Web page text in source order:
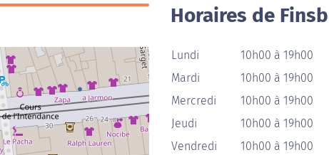
Horaires de
Lundi
10h00 à 19h00
Mardi
10h00 à 19h00
Mercredi
10h00 à 19h00
Jeudi
10h00 à 19h00
Vendredi
10h00 à 19h00